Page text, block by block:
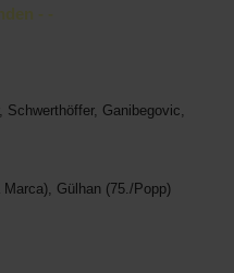
- -
Schwerthöffer, Ganibegovic,
Gülhan (75./Popp)